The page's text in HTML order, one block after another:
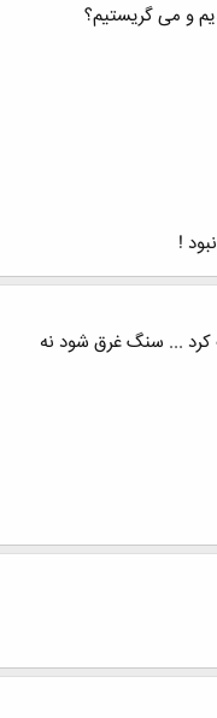
و می گریستیم؟
!
... سنگ غرق شود نه